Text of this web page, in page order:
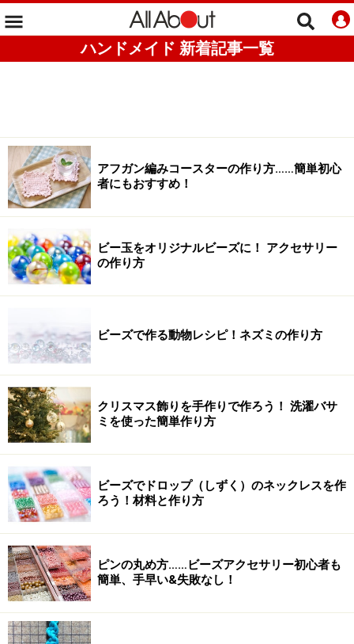
ハンドメイド 新着記事一覧
アフガン編みコースターの作り方……簡単初心
者にもおすすめ！
ビー玉をオリジナルビーズに！ アクセサリー
の作り方
ビーズで作る動物レシピ！ネズミの作り方
クリスマス飾りを手作りで作ろう！ 洗濯バサ
ミを使った簡単作り方
ビーズでドロップ（しずく）のネックレスを作
ろう！材料と作り方
ピンの丸め方……ビーズアクセサリー初心者も
簡単、手早い&失敗なし！